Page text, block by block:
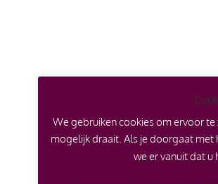
We gebruiken cookies om ervoor
mogelijk draait. Als je doorgaat met
we er vanuit dat u